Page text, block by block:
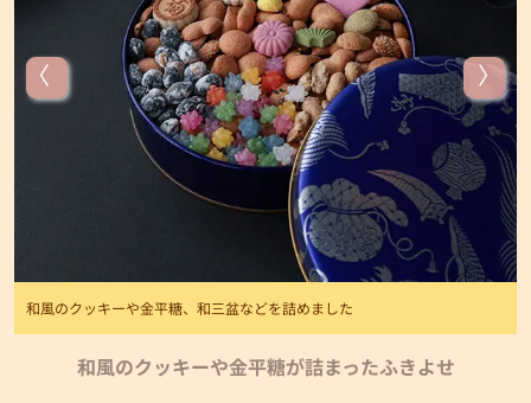
和風のクッキーや金平糖、和三盆などを詰めました
和風のクッキーや金平糖が詰まったふきよせ